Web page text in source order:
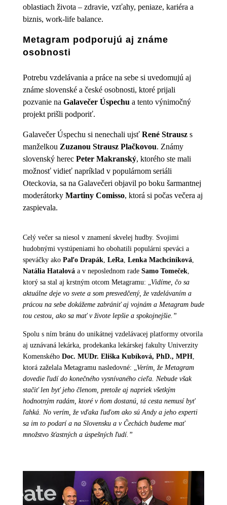
oblastiach života – zdravie, vzťahy, peniaze, kariéra a
biznis, work-life balance.
Metagram podporujú aj známe
osobnosti
Potrebu vzdelávania a práce na sebe si uvedomujú aj
známe slovenské a české osobnosti, ktoré prijali
pozvanie na Galavečer Úspechu a tento výnimočný
projekt prišli podporiť.
Galavečer Úspechu si nenechali ujsť René Strausz s
manželkou Zuzanou Strausz Plačkovou. Známy
slovenský herec Peter Makranský, ktorého ste mali
možnosť vidieť napríklad v populárnom seriáli
Oteckovia, sa na Galavečeri objavil po boku šarmantnej
moderátorky Martiny Comisso, ktorá si počas večera aj
zaspievala.
Celý večer sa niesol v znamení skvelej hudby. Svojimi
hudobnými vystúpeniami ho obohatili populárni speváci a
speváčky ako Paľo Drapák, LeRa, Lenka Machciníková,
Natália Hatalová a v neposlednom rade Samo Tomeček,
ktorý sa stal aj krstným otcom Metagramu: „Vidíme, čo sa
aktuálne deje vo svete a som presvedčený, že vzdelávaním a
prácou na sebe dokážeme zabrániť aj vojnám a Metagram bude
tou cestou, ako sa mať v živote lepšie a spokojnejšie.”
Spolu s ním bránu do unikátnej vzdelávacej platformy otvorila
aj uznávaná lekárka, prodekanka lekárskej fakulty Univerzity
Komenského Doc. MUDr. Eliška Kubíková, PhD., MPH,
ktorá zaželala Metagramu nasledovné: „Verím, že Metagram
dovedie ľudí do konečného vysnívaného cieľa. Nebude však
stačiť len byť jeho členom, pretože aj napriek všetkým
hodnotným radám, ktoré v ňom dostanú, tá cesta nemusí byť
ľahká. No verím, že vďaka ľuďom ako sú Andy a jeho experti
sa im to podarí a na Slovensku a v Čechách budeme mať
množstvo šťastných a úspešných ľudí.”